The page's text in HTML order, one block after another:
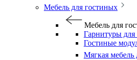
Мебель для гостиных
Мебель для
Гарнитуры
Гостиные
Мягкая мебель